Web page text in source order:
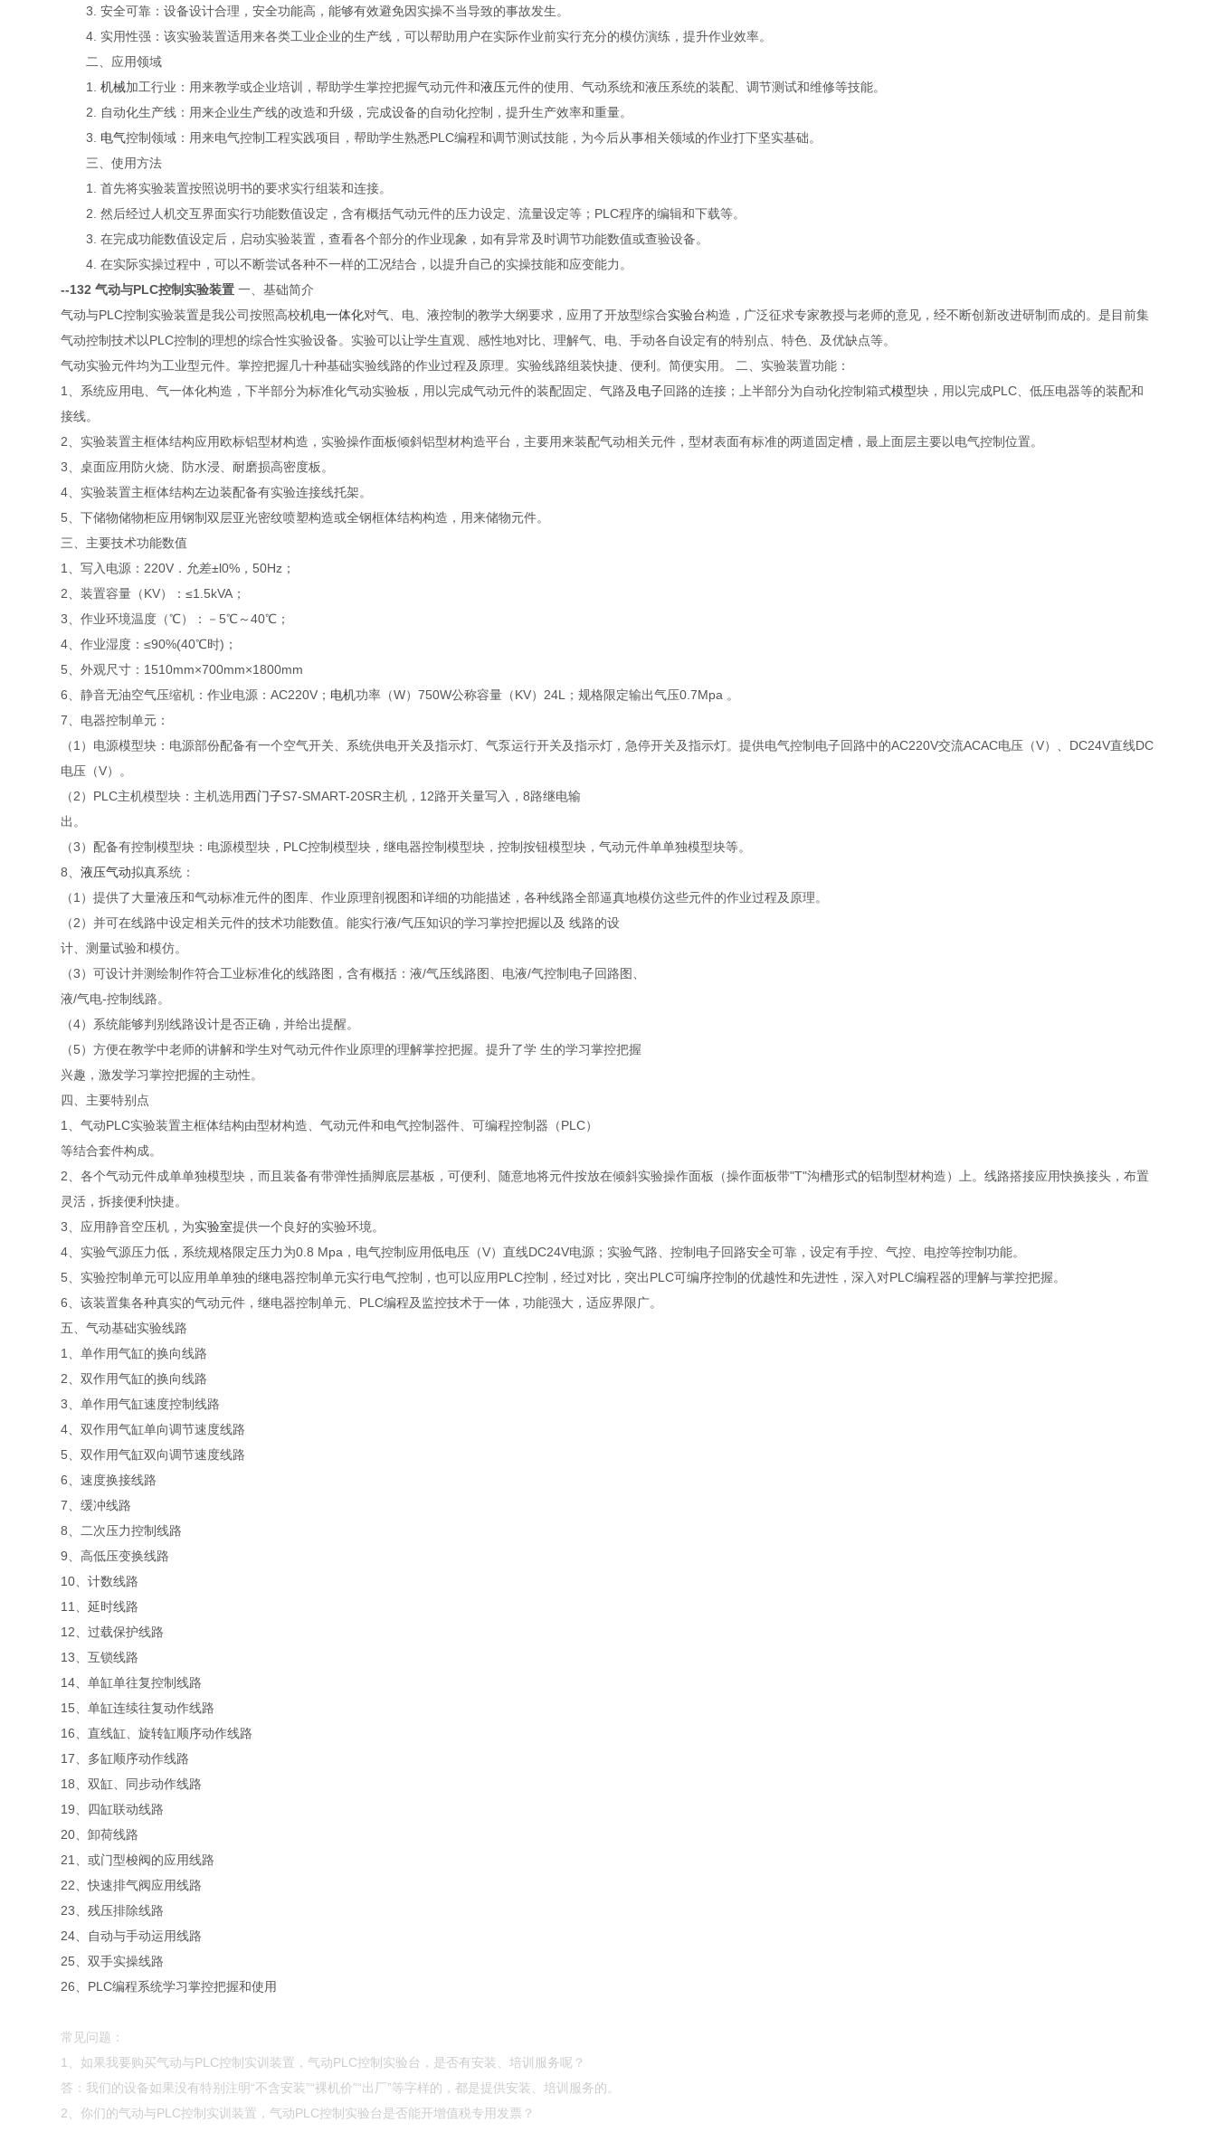
3. 安全可靠：设备设计合理，安全功能高，能够有效避免因实操不当导致的事故发生。
4. 实用性强：该实验装置适用来各类工业企业的生产线，可以帮助用户在实际作业前实行充分的模仿演练，提升作业效率。
二、应用领域
1.机械加工行业：用来教学或企业培训，帮助学生掌控把握气动元件和液压元件的使用、气动系统和液压系统的装配、调节测试和维修等技能。
2. 自动化生产线：用来企业生产线的改造和升级，完成设备的自动化控制，提升生产效率和重量。
3. 电气控制领域：用来电气控制工程实践项目，帮助学生熟悉PLC编程和调节测试技能，为今后从事相关领域的作业打下坚实基础。
三、使用方法
1. 首先将实验装置按照说明书的要求实行组装和连接。
2. 然后经过人机交互界面实行功能数值设定，含有概括气动元件的压力设定、流量设定等；PLC程序的编辑和下载等。
3. 在完成功能数值设定后，启动实验装置，查看各个部分的作业现象，如有异常及时调节功能数值或查验设备。
4. 在实际实操过程中，可以不断尝试各种不一样的工况结合，以提升自己的实操技能和应变能力。
--132 气动与PLC控制实验装置 一、基础简介
气动与PLC控制实验装置是我公司按照高校机电一体化对气、电、液控制的教学大纲要求，应用了开放型综合实验台构造，广泛征求专家教授与老师的意见，经不断创新改进研制而成的。是目前集
气动控制技术以PLC控制的理想的综合性实验设备。实验可以让学生直观、感性地对比、理解气、电、手动各自设定有的特别点、特色、及优缺点等。
气动实验元件均为工业型元件。掌控把握几十种基础实验线路的作业过程及原理。实验线路组装快捷、便利。简便实用。
二、实验装置功能：
1、系统应用电、气一体化构造，下半部分为标准化气动实验板，用以完成气动元件的装配固定、气路及电子回路的连接；上半部分为自动化控制箱式模型块，用以完成PLC、低压电器等的装配和
接线。
2、实验装置主框体结构应用欧标铝型材构造，实验操作面板倾斜铝型材构造平台，主要用来装配气动相关元件，型材表面有标准的两道固定槽，最上面层主要以电气控制位置。
3、桌面应用防火烧、防水浸、耐磨损高密度板。
4、实验装置主框体结构左边装配备有实验连接线托架。
5、下储物储物柜应用钢制双层亚光密纹喷塑构造或全钢框体结构构造，用来储物元件。
三、主要技术功能数值
1、写入电源：220V．允差±l0%，50Hz；
2、装置容量（KV）：≤1.5kVA；
3、作业环境温度（℃）：－5℃～40℃；
4、作业湿度：≤90%(40℃时)；
5、外观尺寸：1510mm×700mm×1800mm
6、静音无油空气压缩机：作业电源：AC220V； 电机功率（W）750W公称容量（KV）24L；规格限定输出气压0.7Mpa 。
7、电器控制单元：
（1）电源模型块：电源部份配备有一个空气开关、系统供电开关及指示灯、气泵运行开关及指示灯，急停开关及指示灯。提供电气控制电子回路中的AC220V交流ACAC电压（V）、DC24V直线DC
电压（V）。
（2）PLC主机模型块：主机选用西门子S7-SMART-20SR主机，12路开关量写入，8路继电输
出。
（3）配备有控制模型块：电源模型块，PLC控制模型块，继电器控制模型块，控制按钮模型块，气动元件单单独模型块等。
8、液压气动拟真系统：
（1）提供了大量液压和气动标准元件的图库、作业原理剖视图和详细的功能描述，各种线路全部逼真地模仿这些元件的作业过程及原理。
（2）并可在线路中设定相关元件的技术功能数值。能实行液/气压知识的学习掌控把握以及 线路的设
计、测量试验和模仿。
（3）可设计并测绘制作符合工业标准化的线路图，含有概括：液/气压线路图、电液/气控制电子回路图、
液/气电-控制线路。
（4）系统能够判别线路设计是否正确，并给出提醒。
（5）方便在教学中老师的讲解和学生对气动元件作业原理的理解掌控把握。提升了学 生的学习掌控把握
兴趣，激发学习掌控把握的主动性。
四、主要特别点
1、气动PLC实验装置主框体结构由型材构造、气动元件和电气控制器件、可编程控制器（PLC）
等结合套件构成。
2、各个气动元件成单单独模型块，而且装备有带弹性插脚底层基板，可便利、随意地将元件按放在倾斜实验操作面板（操作面板带"T"沟槽形式的铝制型材构造）上。线路搭接应用快换接头，布置
灵活，拆接便利快捷。
3、应用静音空压机，为实验室提供一个良好的实验环境。
4、实验气源压力低，系统规格限定压力为0.8 Mpa，电气控制应用低电压（V）直线DC24V电源；实验气路、控制电子回路安全可靠，设定有手控、气控、电控等控制功能。
5、实验控制单元可以应用单单独的继电器控制单元实行电气控制，也可以应用PLC控制，经过对比，突出PLC可编序控制的优越性和先进性，深入对PLC编程器的理解与掌控把握。
6、该装置集各种真实的气动元件，继电器控制单元、PLC编程及监控技术于一体，功能强大，适应界限广。
五、气动基础实验线路
1、单作用气缸的换向线路
2、双作用气缸的换向线路
3、单作用气缸速度控制线路
4、双作用气缸单向调节速度线路
5、双作用气缸双向调节速度线路
6、速度换接线路
7、缓冲线路
8、二次压力控制线路
9、高低压变换线路
10、计数线路
11、延时线路
12、过载保护线路
13、互锁线路
14、单缸单往复控制线路
15、单缸连续往复动作线路
16、直线缸、旋转缸顺序动作线路
17、多缸顺序动作线路
18、双缸、同步动作线路
19、四缸联动线路
20、卸荷线路
21、或门型梭阀的应用线路
22、快速排气阀应用线路
23、残压排除线路
24、自动与手动运用线路
25、双手实操线路
26、PLC编程系统学习掌控把握和使用
常见问题：
1、如果我要购买气动与PLC控制实训装置，气动PLC控制实验台，是否有安装、培训服务呢？
答：我们的设备如果没有特别注明“不含安装”“裸机价”“出厂”等字样的，都是提供安装、培训服务的。
2、你们的气动与PLC控制实训装置，气动PLC控制实验台是否能开增值税专用发票？